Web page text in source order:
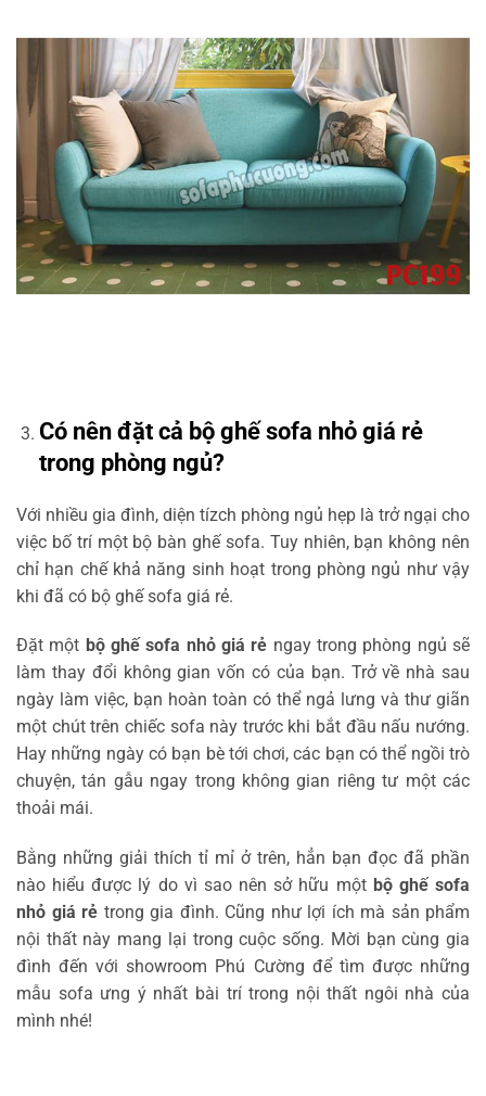
Có nên đặt cả bộ ghế sofa nhỏ giá rẻ
trong phòng ngủ?
Với nhiều gia đình, diện tízch phòng ngủ hẹp là trở ngại cho
việc bố trí một bộ bàn ghế sofa. Tuy nhiên, bạn không nên
chỉ hạn chế khả năng sinh hoạt trong phòng ngủ như vậy
khi đã có bộ ghế sofa giá rẻ.
Đặt một bộ ghế sofa nhỏ giá rẻ ngay trong phòng ngủ sẽ
làm thay đổi không gian vốn có của bạn. Trở về nhà sau
ngày làm việc, bạn hoàn toàn có thể ngả lưng và thư giãn
một chút trên chiếc sofa này trước khi bắt đầu nấu nướng.
Hay những ngày có bạn bè tới chơi, các bạn có thể ngồi trò
chuyện, tán gẫu ngay trong không gian riêng tư một các
thoải mái.
Bằng những giải thích tỉ mỉ ở trên, hẳn bạn đọc đã phần
nào hiểu được lý do vì sao nên sở hữu một bộ ghế sofa
nhỏ giá rẻ trong gia đình. Cũng như lợi ích mà sản phẩm
nội thất này mang lại trong cuộc sống. Mời bạn cùng gia
đình đến với showroom Phú Cường để tìm được những
mẫu sofa ưng ý nhất bài trí trong nội thất ngôi nhà của
mình nhé!